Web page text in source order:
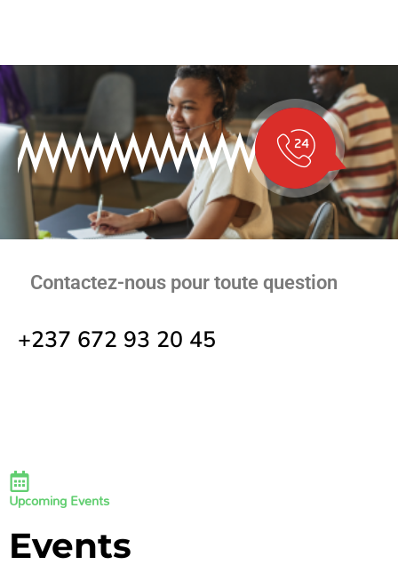
Contactez-nous pour toute question
+237 672 93 20 45
Upcoming Events
Events